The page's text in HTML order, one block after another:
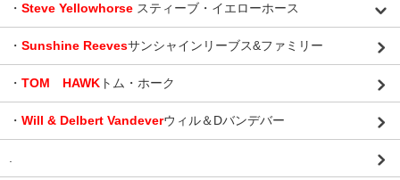
・ Steve Yellowhorse スティーブ・イエローホース
・ Sunshine Reevesサンシャインリーブス&ファミリー
・ TOM HAWK トム・ホーク
・ Will & Delbert Vandeverウィル＆Dバンデバー